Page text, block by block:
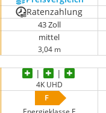
Ratenzahlung
43 Zoll
mittel
3,04 m
4K UHD
F